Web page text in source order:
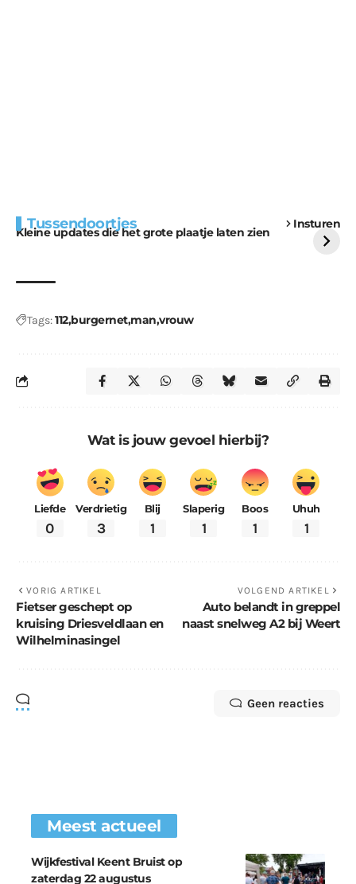
Tussendoortjes Insturen
Kleine updates die het grote plaatje laten zien
voor kabouters
uitdaging
Tags:112burgernetman vrouw
Wat is jouw gevoel hierbij?
Liefde
0
Verdrietig
3
Blij
1
Slaperig
1
Boos
1
Uhuh
1
VORIG ARTIKEL
Fietser geschept op
kruising Driesveldlaan en
Wilhelminasingel
VOLGEND ARTIKEL
Auto belandt in greppel
naast snelweg A2 bij Weert
Geen reacties
Meest actueel
Wijkfestival Keent Bruist op
zaterdag 22 augustus